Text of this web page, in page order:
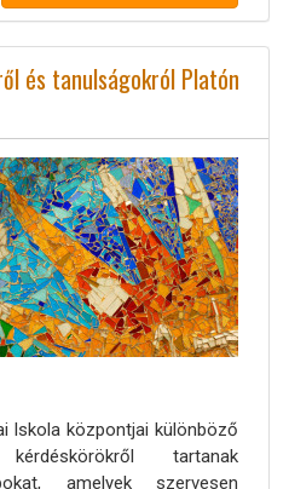
és tanulságokról Platón
Iskola központjai különböző
tartanak
amelyek szervesen